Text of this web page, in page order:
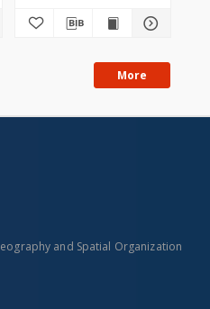
More
and Spatial Organization